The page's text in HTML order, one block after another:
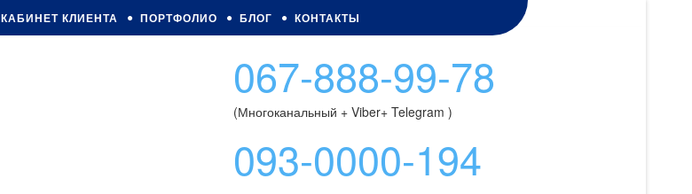
КАБИНЕТ КЛИЕНТА ПОРТФОЛИО БЛОГ КОНТАКТЫ
067-888-99-78
(Многоканальный + Viber+ Telegram )
093-0000-194